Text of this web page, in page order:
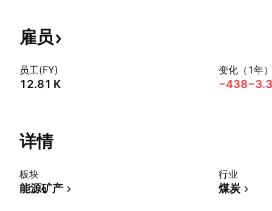
雇员
员工(FY)
‪12.81 K‬
变化（1年
−438
详情
板块
能源矿产
行业
煤炭